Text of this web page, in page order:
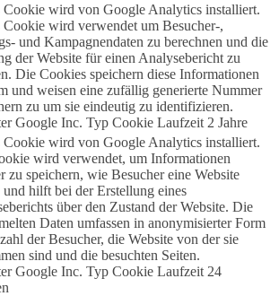
Cookie wird von Google Analytics installiert.
Cookie wird verwendet um Besucher-,
und Kampagnendaten zu berechnen und die
der Website für einen Analysebericht zu
Die Cookies speichern diese Informationen
und weisen eine zufällig generierte Nummer
zu um sie eindeutig zu identifizieren.
Google Inc. Typ Cookie Laufzeit 2 Jahre
Cookie wird von Google Analytics installiert.
wird verwendet, um Informationen
zu speichern, wie Besucher eine Website
und hilft bei der Erstellung eines
über den Zustand der Website. Die
Daten umfassen in anonymisierter Form
der Besucher, die Website von der sie
sind und die besuchten Seiten.
Google Inc. Typ Cookie Laufzeit 24